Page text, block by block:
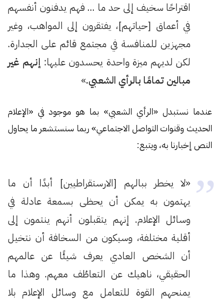
اقتراحًا سخيف إلى حد ما … فهم يدفنون أنفسهم
في أعماق [حياتهم]، يفتقرون إلى المواهب، وغير
مجهزين للمنافسة في مجتمع قائم على الجدارة.
لكن لديهم ميزة واحدة يحسدون عليها:إنهم غير
مبالين تمامًا بالرأي الشعبي.»
عندما نستبدل «الرأي الشعبي» بما هو موجود في «الإعلام
الحديث وقنوات التواصل الاجتماعي» ربما سنستشعر ما يحاول
النص إخبارنا به، ويتبع:
«لا يخطر ببالهم [الارستقراطيين] أبدًا أن ما
يهتمون به يمكن أن يحظى بسمعة عادلة في
وسائل الإعلام. إنهم يتقبلون أنهم ينتمون إلى
أقلية مختلفة، وسيكون من السخافة أن نتخيل
أن الشخص العادي يعرف شيئًا عن عالمهم
الحقيقي، ناهيك عن التعاطُف معهم. وهذا ما
يمنحهم القوة للتعامل مع وسائل الإعلام بلا